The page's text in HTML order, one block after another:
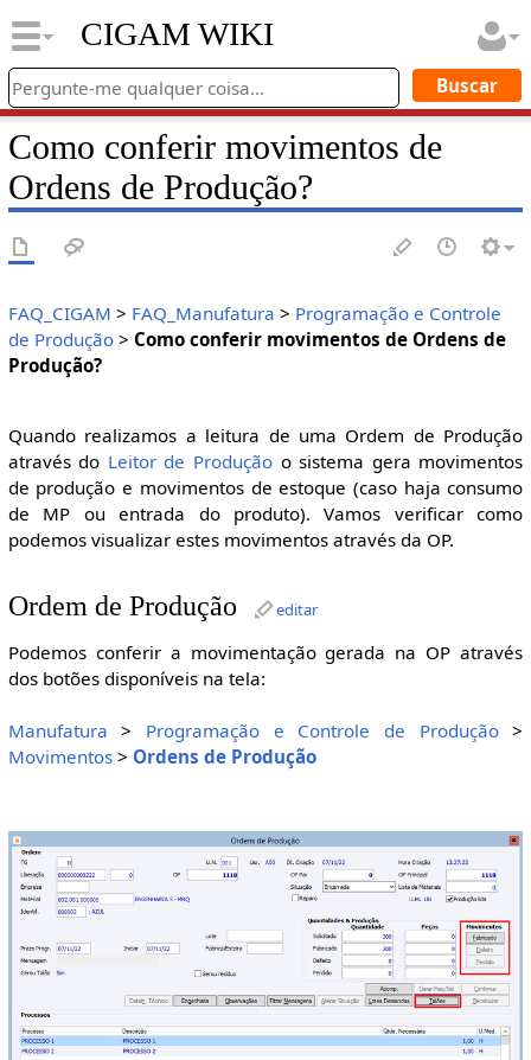
CIGAM WIKI
Como conferir movimentos de
Ordens de Produção?
FAQ_CIGAM > FAQ_Manufatura > Programação e Controle
de Produção> Como conferir movimentos de Ordens de
Produção?
Quando realizamos a leitura de uma Ordem de Produção
através do Leitor de Produção o sistema gera movimentos
de produção e movimentos de estoque (caso haja consumo
de MP ou entrada do produto). Vamos verificar como
podemos visualizar estes movimentos através da OP.
Ordem de Produção editar
Podemos conferir a movimentação gerada na OP através
dos botões disponíveis na tela:
Manufatura > Programação e Controle de Produção>
Movimentos> Ordens de Produção